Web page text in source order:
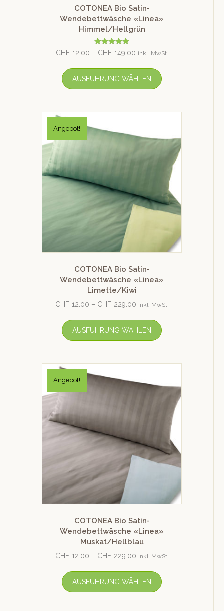
COTONEA Bio Satin-
Wendebettwäsche «Linea»
Himmel/Hellgrün
Bewertet mit
5.00
CHF 12.00 – CHF 149.00 inkl. MwSt.
AUSFÜHRUNG WÄHLEN
Angebot!
COTONEA Bio Satin-
Wendebettwäsche «Linea»
Limette/Kiwi
CHF 12.00 – CHF 229.00 inkl. MwSt.
AUSFÜHRUNG WÄHLEN
Angebot!
COTONEA Bio Satin-
Wendebettwäsche «Linea»
Muskat/Hellblau
CHF 12.00 – CHF 229.00 inkl. MwSt.
AUSFÜHRUNG WÄHLEN